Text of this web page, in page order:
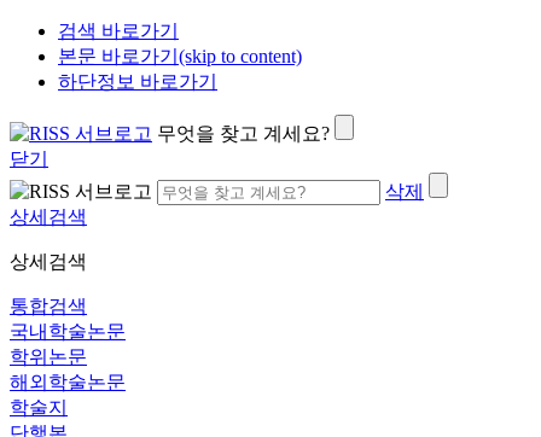
검색 바로가기
본문 바로가기(skip to content)
하단정보 바로가기
무엇을 찾고 계세요?
닫기
삭제
상세검색
상세검색
통합검색
국내학술논문
학위논문
해외학술논문
학술지
단행본